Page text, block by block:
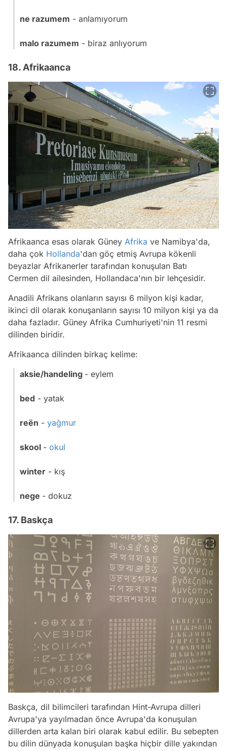
ne razumem - anlamıyorum
malo razumem - biraz anlıyorum
18. Afrikaanca
Afrikaanca esas olarak Güney Afrika ve Namibya'da,
daha çok Hollanda'dan göç etmiş Avrupa kökenli
beyazlar Afrikanerler tarafından konuşulan Batı
Cermen dil ailesinden, Hollandaca'nın bir lehçesidir.
Anadili Afrikans olanların sayısı 6 milyon kişi kadar,
ikinci dil olarak konuşanların sayısı 10 milyon kişi ya da
daha fazladır. Güney Afrika Cumhuriyeti'nin 11 resmi
dilinden biridir.
Afrikaanca dilinden birkaç kelime:
aksie/handeling - eylem
bed - yatak
reën - yağmur
skool - okul
winter - kış
nege - dokuz
17. Baskça
Baskça, dil bilimcileri tarafından Hint-Avrupa dilleri
Avrupa'ya yayılmadan önce Avrupa'da konuşulan
dillerden arta kalan biri olarak kabul edilir. Bu sebepten
bu dilin dünyada konuşulan başka hiçbir dille yakından